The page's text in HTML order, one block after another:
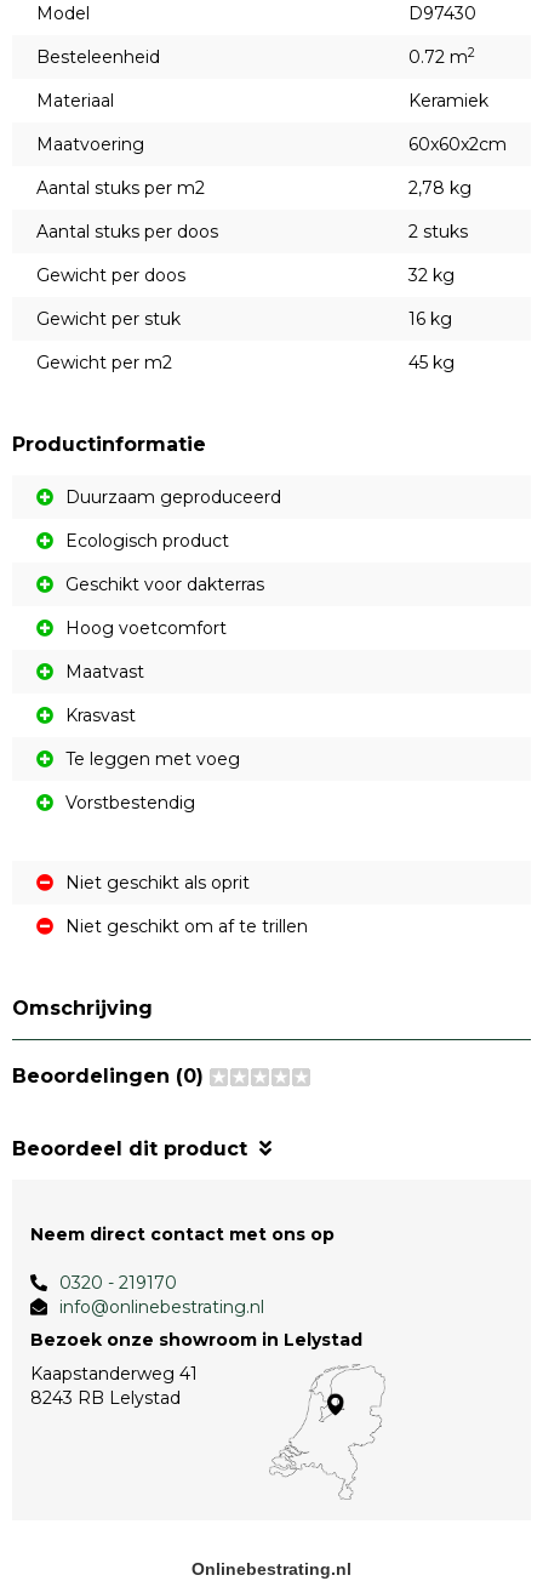
Model
D97430
Besteleenheid
0.72 m2
Materiaal
Keramiek
Maatvoering
60x60x2cm
Aantal stuks per m2
2,78 kg
Aantal stuks per doos
2 stuks
Gewicht per doos
32 kg
Gewicht per stuk
16 kg
Gewicht per m2
45 kg
Productinformatie
Duurzaam geproduceerd
Ecologisch product
Geschikt voor dakterras
Hoog voetcomfort
Maatvast
Krasvast
Te leggen met voeg
Vorstbestendig
Niet geschikt als oprit
Niet geschikt om af te trillen
Omschrijving
Beoordelingen (0)
Beoordeel dit product
Neem direct contact met ons op
0320 - 219170
info@onlinebestrating.nl
Bezoek onze showroom in Lelystad
Kaapstanderweg 41
8243 RB Lelystad
Onlinebestrating.nl